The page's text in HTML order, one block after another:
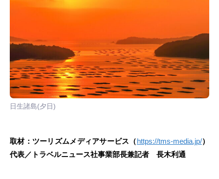
日生諸島(夕日)
取材：ツーリズムメディアサービス（https://tms-media.jp/）
代表／トラベルニュース社事業部長兼記者 長木利通